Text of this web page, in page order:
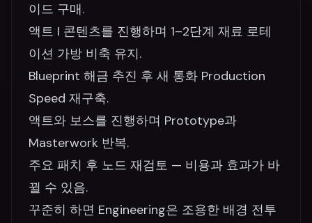
이드 구매.
액트 I 콘텐츠를 진행하며 1–2단계 재료 로테
이션 가방 비축 유지.
Blueprint 해금 추진 후 새 통화 Production
Speed 재구축.
액트와 보스를 진행하며 Prototype과
Masterwork 반복.
주요 패치 후 노드 재검토 — 비용과 효과가 바
뀔 수 있음.
꾸준히 하면 Engineering은 조용한 배경 전투